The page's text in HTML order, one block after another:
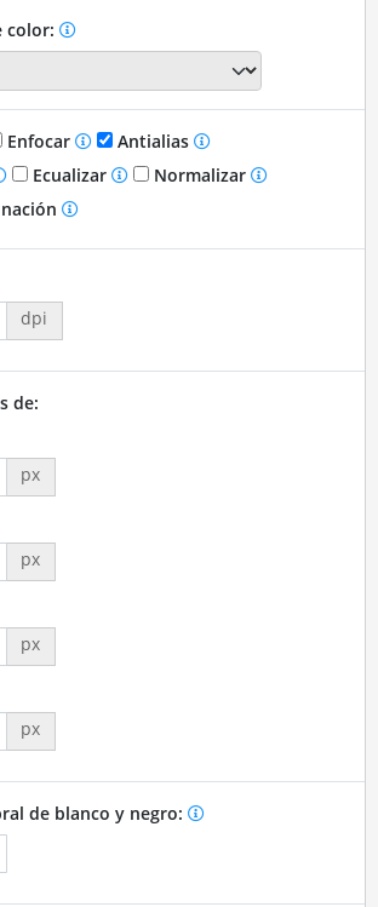
color:
Enfocar
Antialias
Ecualizar
Normalizar
dpi
de:
px
px
px
px
de blanco y negro: